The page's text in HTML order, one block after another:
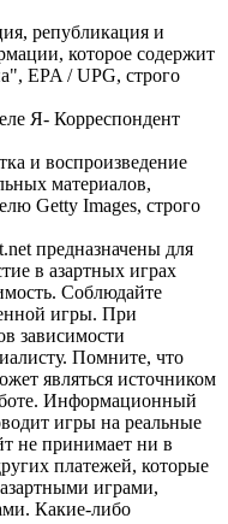
републикация и
которое содержит
EPA / UPG, строго
Я- Корреспондент
и воспроизведение
материалов,
Getty Images, строго
предназначены для
в азартных играх
Соблюдайте
игры. При
зависимости
Помните, что
являться источником
Информационный
игры на реальные
не принимает ни в
платежей, которые
играми,
Какие-либо